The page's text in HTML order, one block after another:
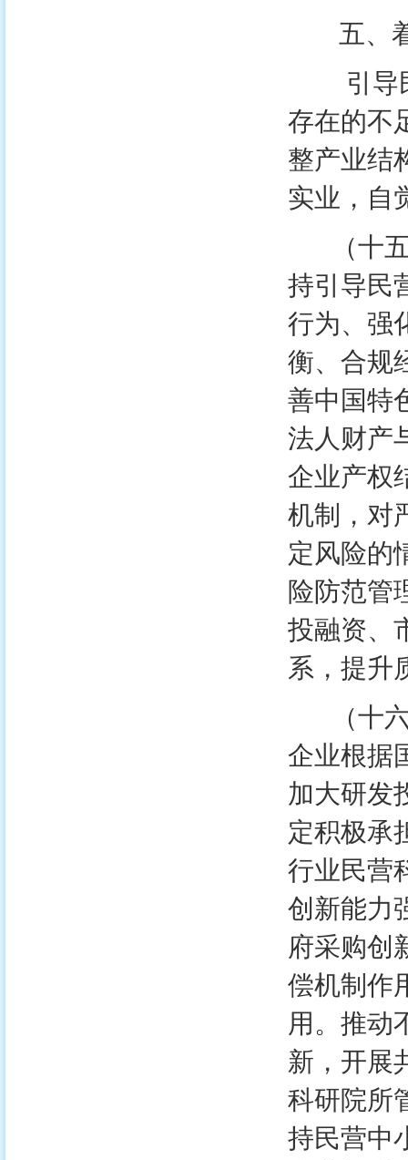
五、着
引导民
存在的不
整产业结
实业，自
（十五
持引导民
行为、强
衡、合规
善中国特
法人财产
企业产权
机制，对
定风险的
险防范管
投融资、
系，提升
（十六
企业根据
加大研发
定积极承
行业民营
创新能力
府采购创
偿机制作
用。推动
新，开展
科研院所
持民营中